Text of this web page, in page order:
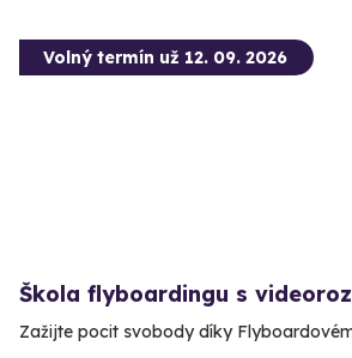
Volný termín už 12. 09. 2026
Škola flyboardingu s
Zažijte pocit svobody díky